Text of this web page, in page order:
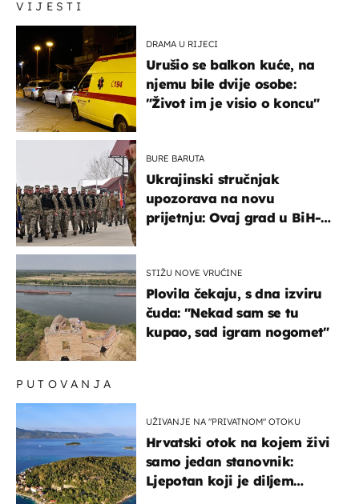
VIJESTI
DRAMA U RIJECI
Urušio se balkon kuće, na
njemu bile dvije osobe:
"Život im je visio o koncu"
BURE BARUTA
Ukrajinski stručnjak
upozorava na novu
prijetnju: Ovaj grad u BiH-u
STIŽU NOVE VRUĆINE
Plovila čekaju, s dna izviru
čuda: "Nekad sam se tu
kupao, sad igram nogomet"
PUTOVANJA
UŽIVANJE NA "PRIVATNOM" OTOKU
Hrvatski otok na kojem živi
samo jedan stanovnik:
Ljepotan koji je diljem